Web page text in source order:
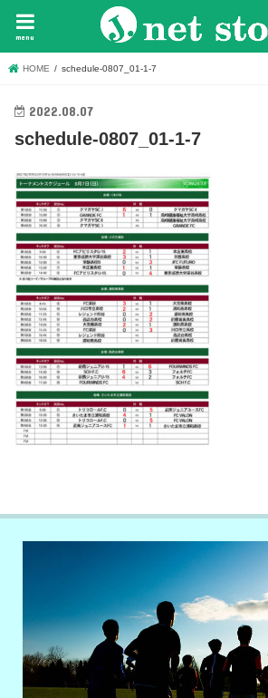
menu
HOME schedule-0807_01-1-7
2022.08.07
schedule-0807_01-1-7